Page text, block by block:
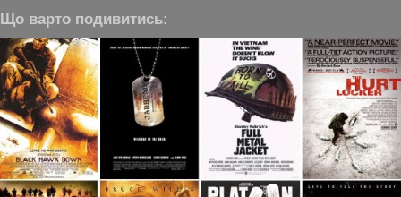
Що варто подивитись: